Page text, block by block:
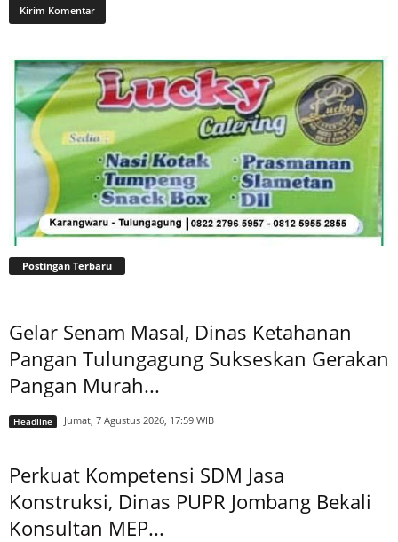
Postingan Terbaru
Gelar Senam Masal, Dinas Ketahanan
Pangan Tulungagung Sukseskan Gerakan
Pangan Murah...
Headline Jumat, 7 Agustus 2026, 17:59 WIB
Perkuat Kompetensi SDM Jasa
Konstruksi, Dinas PUPR Jombang Bekali
Konsultan MEP...